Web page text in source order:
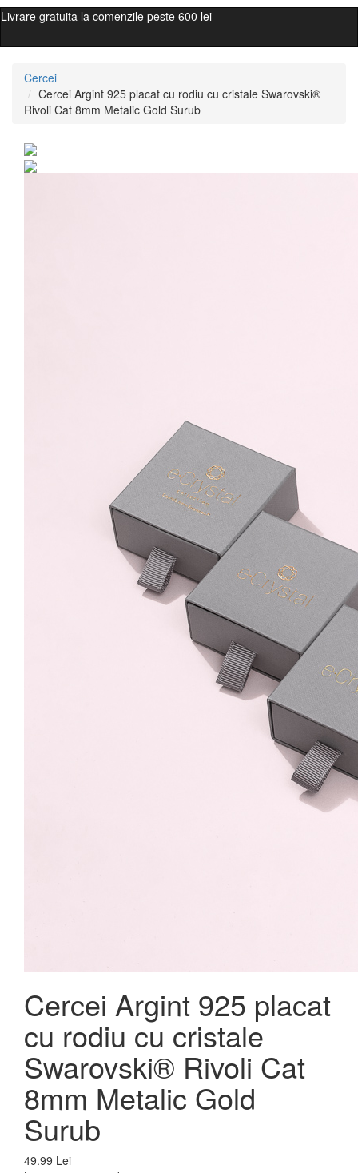
Livrare gratuita la comenzile peste 600 lei
Cercei
Cercei Argint 925 placat cu rodiu cu cristale Swarovski®
Rivoli Cat 8mm Metalic Gold Surub
cu rodiu cu cristale
Swarovski® Rivoli Cat
8mm Metalic Gold Surub
Cercei Argint 925 placat
cu rodiu cu cristale
Swarovski® Rivoli Cat
8mm Metalic Gold
Surub
49.99 Lei